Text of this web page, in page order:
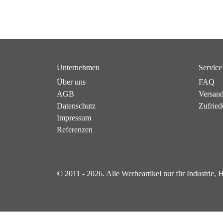
Unternehmen
Über uns
AGB
Datenschutz
Impressum
Referenzen
FAQ
© 2011 - 2026. Alle Werbeartikel nur für Industrie,